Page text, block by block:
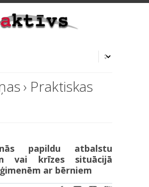
› Praktiskas
papildu atbalstu
vai krīzes situācijā
ar bērniem